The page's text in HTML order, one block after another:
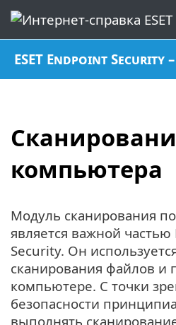
ESET Endpoint Security
компьютера
Модуль сканирования
является важной частью
Security. Он
сканирования файлов и
компьютере. С точки
безопасности
выполнять